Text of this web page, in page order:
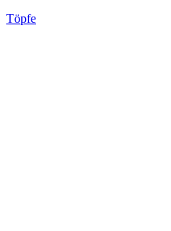
Töpfe